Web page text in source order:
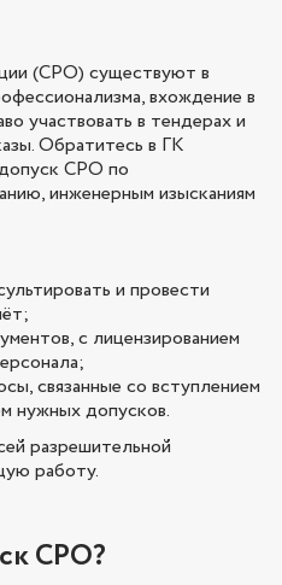
(СРО) существуют в
вхождение в
участвовать в тендерах и
Обратитесь в ГК
СРО по
инженерным изысканиям
и провести
с лицензированием
связанные со вступлением
нужных допусков.
разрешительной
работу.
СРО?